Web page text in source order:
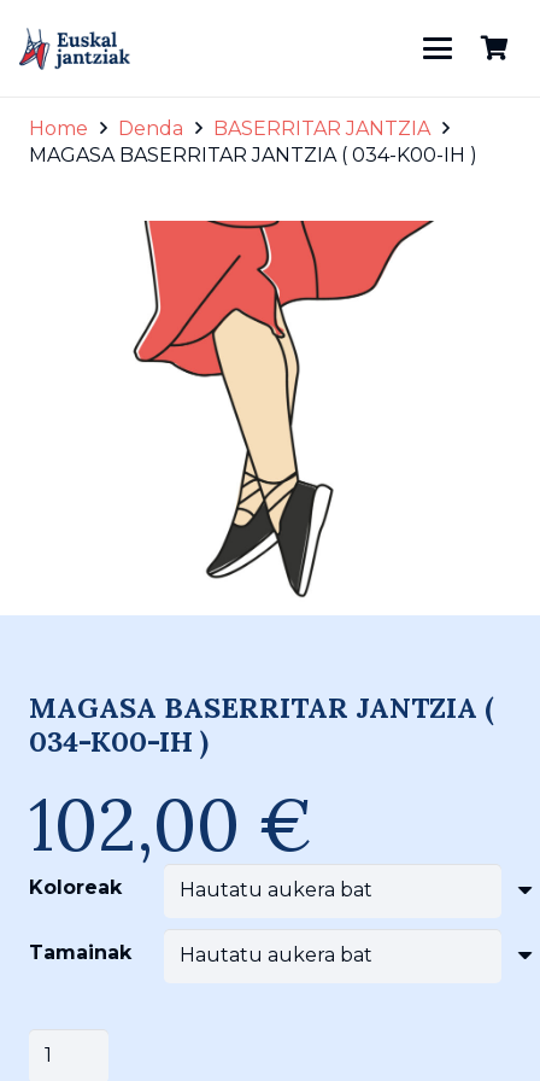
Home Denda
BASERRITAR JANTZIA
MAGASA BASERRITAR JANTZIA ( 034-K00-IH )
MAGASA BASERRITAR JANTZIA (
034-K00-IH )
102,00 €
Koloreak
Tamainak